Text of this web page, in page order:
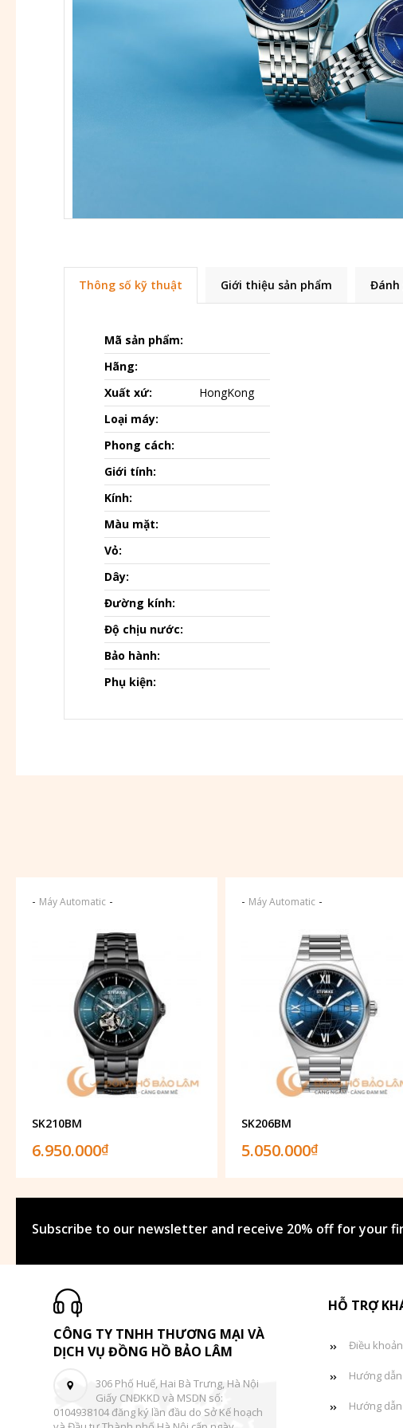
Thông số kỹ thuật Giới thiệu sản phẩm Đánh
Mã sản phẩm:
Hãng:
Xuất xứ:
HongKong
Loại máy:
Phong cách:
Giới tính:
Kính:
Màu mặt:
Vỏ:
Dây:
Đường kính:
Độ chịu nước:
Bảo hành:
Phụ kiện:
- Máy Automatic -
SK210BM
6.950.000₫
- Máy Automatic-
SK206BM
5.050.000₫
Subscribe to our newsletter and receive 20% off for your
CÔNG TY TNHH THƯƠNG MẠI VÀ
DỊCH VỤ ĐỒNG HỒ BẢO LÂM
306 Phố Huế, Hai Bà Trưng, Hà Nội
Giấy CNĐKKD và MSDN số:
0104938104 đăng ký lần đầu do Sở Kế hoạch
HỖ TRỢ
Điều
Hướng
Hướng